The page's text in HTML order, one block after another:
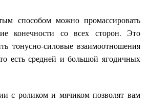
способом можно промассировать
конечности со всех сторон. Это
тонусно-силовые взаимоотношения
есть средней и большой ягодичных
с роликом и мячиком позволят вам